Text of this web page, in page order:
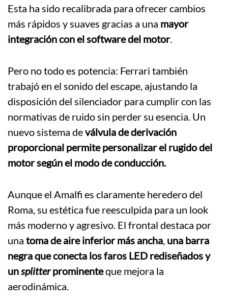
Esta ha sido recalibrada para ofrecer cambios
más rápidos y suaves gracias a una mayor
integración con el software del motor.
Pero no todo es potencia: Ferrari también
trabajó en el sonido del escape, ajustando la
disposición del silenciador para cumplir con las
normativas de ruido sin perder su esencia. Un
nuevo sistema deválvula de derivación
proporcional permite personalizar el rugido del
motor según el modo de conducción.
Aunque el Amalfi es claramente heredero del
Roma, su estética fue reesculpida para un look
más moderno y agresivo. El frontal destaca por
una toma de aire inferior más ancha, una barra
negra que conecta los faros LED rediseñados y
unsplitterprominenteque mejora la
aerodinámica.